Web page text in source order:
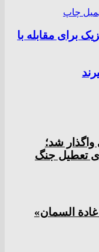
چاپ
برای مقابله با
شد؛
تعطیل جنگ
السمان»